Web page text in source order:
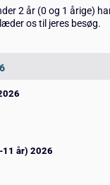
2 år (0 og 1 årige)
os til jeres besøg.
11 år) 2026